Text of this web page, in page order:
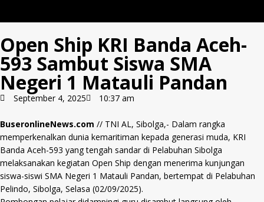
Open Ship KRI Banda Aceh-
593 Sambut Siswa SMA
Negeri 1 Matauli Pandan
September 4, 2025 10:37 am
BuseronlineNews.com // TNI AL, Sibolga,- Dalam rangka
memperkenalkan dunia kemaritiman kepada generasi muda, KRI
Banda Aceh-593 yang tengah sandar di Pelabuhan Sibolga
melaksanakan kegiatan Open Ship dengan menerima kunjungan
siswa-siswi SMA Negeri 1 Matauli Pandan, bertempat di Pelabuhan
Pelindo, Sibolga, Selasa (02/09/2025).